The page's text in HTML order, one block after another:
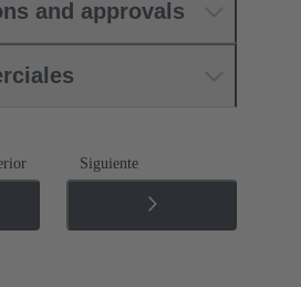
and approvals
Siguiente